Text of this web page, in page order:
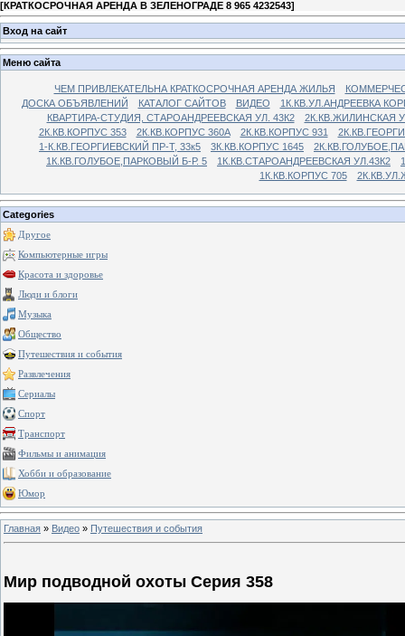
[КРАТКОСРОЧНАЯ АРЕНДА В ЗЕЛЕНОГРАДЕ 8 965 4232543]
Вход на сайт
Меню сайта
ЧЕМ ПРИВЛЕКАТЕЛЬНА КРАТКОСРОЧНАЯ АРЕНДА ЖИЛЬЯ
ДОСКА ОБЪЯВЛЕНИЙ
КАТАЛОГ САЙТОВ ВИДЕО
1К.КВ.УЛ.АНДРЕЕВКА
КВАРТИРА-СТУДИЯ, СТАРОАНДРЕЕВСКАЯ УЛ. 43К2
2К.КВ.ЖИЛИНСКАЯ
2К.КВ.КОРПУС 353
2К.КВ.КОРПУС 360А 2К.КВ.КОРПУС 931
1-К.КВ.ГЕОРГИЕВСКИЙ ПР-Т, 33к5
3К.КВ.КОРПУС 1645
1К.КВ.ГОЛУБОЕ,ПАРКОВЫЙ Б-Р. 5
1К.КВ.СТАРОАНДРЕЕВСКАЯ УЛ.43К2
1К.КВ.КОРПУС 705
Categories
Другое
Компьютерные игры
Красота и здоровье
Люди и блоги
Музыка
Общество
Путешествия и события
Развлечения
Сериалы
Спорт
Транспорт
Фильмы и анимация
Хобби и образование
Юмор
Главная » Видео » Путешествия и события
Мир подводной охоты Серия 358